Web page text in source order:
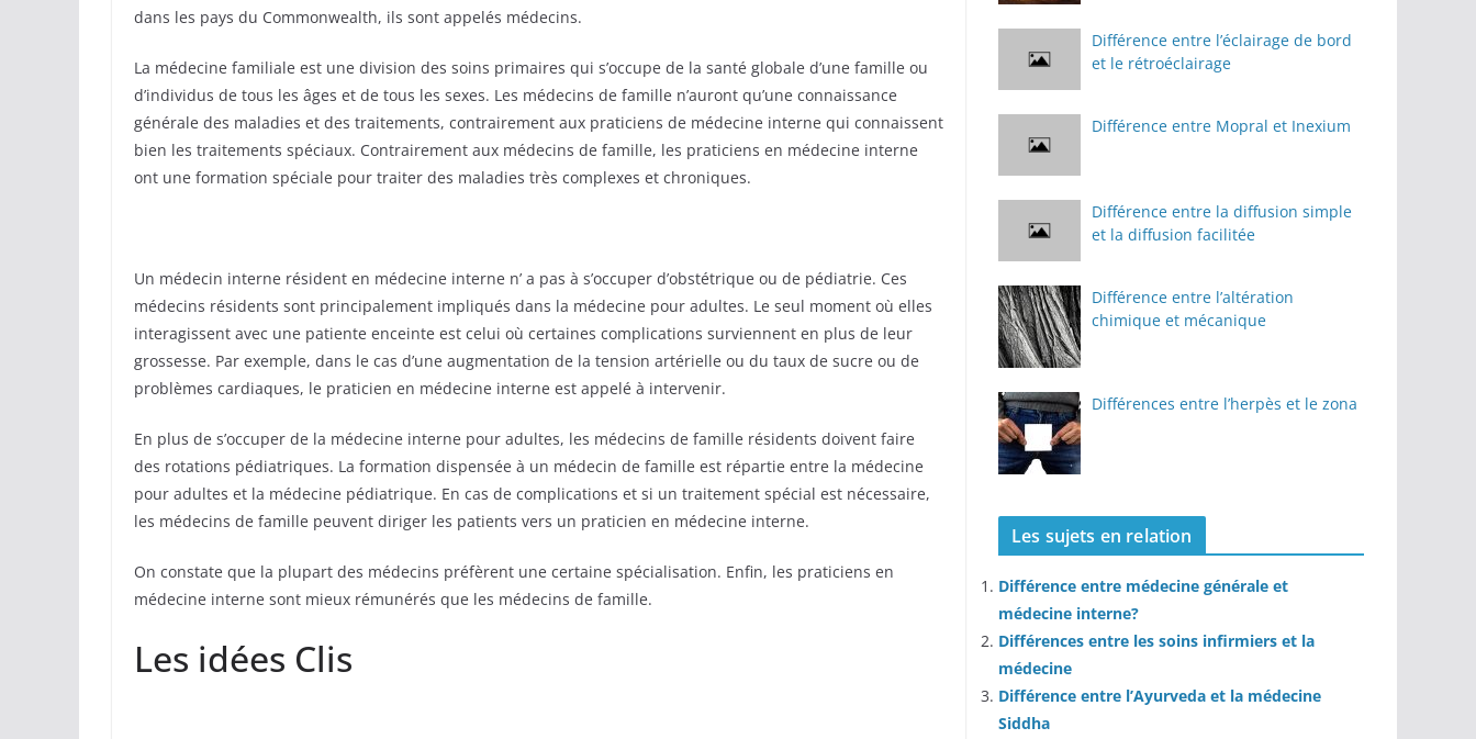
dans les pays du Commonwealth, ils sont appelés médecins.
La médecine familiale est une division des soins primaires qui s’occupe de la santé globale d’une famille ou
d’individus de tous les âges et de tous les sexes. Les médecins de famille n’auront qu’une connaissance
générale des maladies et des traitements, contrairement aux praticiens de médecine interne qui connaissent
bien les traitements spéciaux. Contrairement aux médecins de famille, les praticiens en médecine interne
ont une formation spéciale pour traiter des maladies très complexes et chroniques.
Un médecin interne résident en médecine interne n’ a pas à s’occuper d’obstétrique ou de pédiatrie. Ces
médecins résidents sont principalement impliqués dans la médecine pour adultes. Le seul moment où elles
interagissent avec une patiente enceinte est celui où certaines complications surviennent en plus de leur
grossesse. Par exemple, dans le cas d’une augmentation de la tension artérielle ou du taux de sucre ou de
problèmes cardiaques, le praticien en médecine interne est appelé à intervenir.
En plus de s’occuper de la médecine interne pour adultes, les médecins de famille résidents doivent faire
des rotations pédiatriques. La formation dispensée à un médecin de famille est répartie entre la médecine
pour adultes et la médecine pédiatrique. En cas de complications et si un traitement spécial est nécessaire,
les médecins de famille peuvent diriger les patients vers un praticien en médecine interne.
On constate que la plupart des médecins préfèrent une certaine spécialisation. Enfin, les praticiens en
médecine interne sont mieux rémunérés que les médecins de famille.
Les idées Clis
Différence entre l’éclairage de bord
et le rétroéclairage
Différence entre Mopral et Inexium
Différence entre la diffusion simple
et la diffusion facilitée
Différence entre l’altération
chimique et mécanique
Différences entre l’herpès et le zona
Les sujets en relation
Différence entre médecine générale et
médecine interne?
Différences entre les soins infirmiers et la
médecine
Différence entre l’Ayurveda et la médecine
Siddha